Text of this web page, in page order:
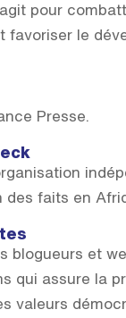
pour
favoriser le
Presse.
des faits en
blogueurs et
qui assure la
valeurs